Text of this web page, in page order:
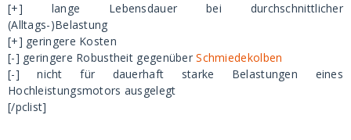
[+] lange Lebensdauer bei durchschnittlicher
(Alltags-)Belastung
[+] geringere Kosten
[-] geringere Robustheit gegenüberSchmiedekolben
[-] nicht für dauerhaft starke Belastungen eines
Hochleistungsmotors ausgelegt
[/pclist]